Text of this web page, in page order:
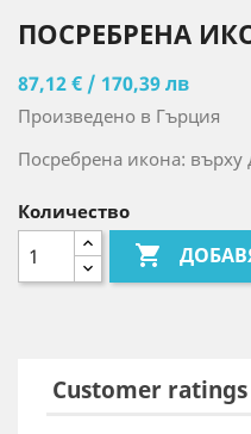
ПОСРЕБРЕНА
87,12 € / 170,39 лв
Произведено в Гърция
Посребрена икона: върху
Количество

Customer